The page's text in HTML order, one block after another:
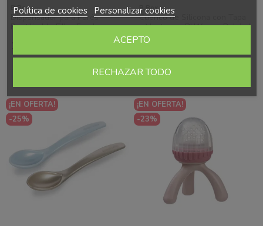
B.Box
Dispensador para Purés
Reutilizable Fill + Feed –
Añadir al carrito
B.Box
Cuenco de Silicona con Tapa
y Ventosa – BLW para Bebés |
B.Box
13,90 €
Añadir al carrito
¡EN OFERTA!
-25%
¡EN OFERTA!
-23%
Política de cookies Personalizar cookies
RECHAZAR TODO
ACEPTO